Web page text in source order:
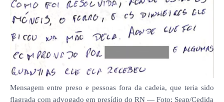
Mensagem entre preso e pessoas fora da cadeia, que teria sido
flagrada com advogado em presídio do RN — Foto: Seap/Cedida